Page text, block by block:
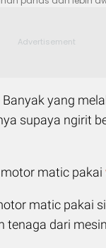
Banyak yang
supaya ngirit
matic pakai
matic pakai
tenaga dari